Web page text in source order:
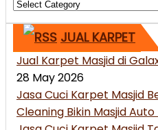
JUAL KARPET
Jual Karpet Masjid di
28 May 2026
Jasa Cuci Karpet Masjid
Cleaning Bikin Masjid Auto